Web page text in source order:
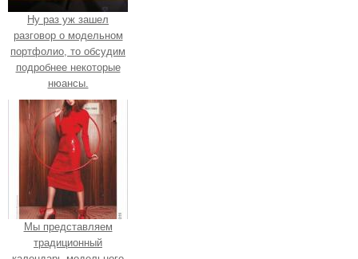
Ну раз уж зашел
разговор о модельном
портфолио, то обсудим
подробнее некоторые
нюансы.
Мы представляем
традиционный